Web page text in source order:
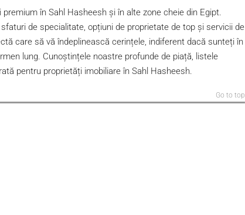
în Sahl Hasheesh și în alte zone cheie din Egipt.
de specialitate, opțiuni de proprietate de top și servicii de
care să vă îndeplinească cerințele, indiferent dacă sunteți în
lung. Cunoștințele noastre profunde de piață, listele
pentru proprietăți imobiliare în Sahl Hasheesh.
Go to top